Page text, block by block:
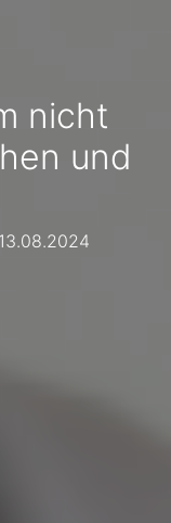
nicht
und
13.08.2024